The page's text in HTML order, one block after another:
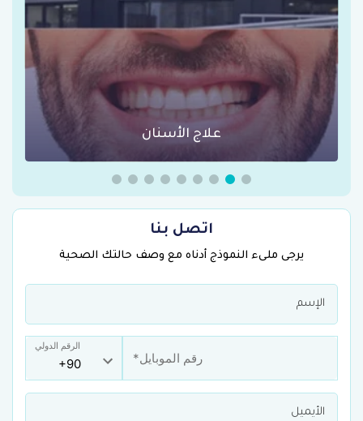
عمليات السمنة في تركيا
اتصل بنا
يرجى ملىء النموذج أدناه مع وصف حالتك الصحية
الرقم الدولي